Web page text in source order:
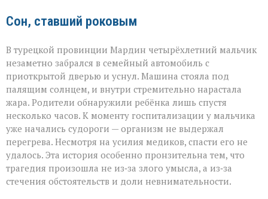
Сон, ставший роковым
В турецкой провинции Мардин четырёхлетний мальчик
незаметно забрался в семейный автомобиль с
приоткрытой дверью и уснул. Машина стояла под
палящим солнцем, и внутри стремительно нарастала
жара. Родители обнаружили ребёнка лишь спустя
несколько часов. К моменту госпитализации у мальчика
уже начались судороги — организм не выдержал
перегрева. Несмотря на усилия медиков, спасти его не
удалось. Эта история особенно пронзительна тем, что
трагедия произошла не из‑за злого умысла, а из‑за
стечения обстоятельств и доли невнимательности.